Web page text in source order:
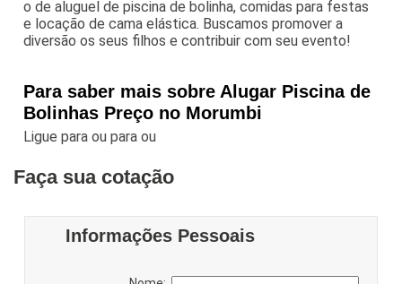
o de aluguel de piscina de bolinha, comidas para festas
e locação de cama elástica. Buscamos promover a
diversão os seus filhos e contribuir com seu evento!
Para saber mais sobre Alugar Piscina de
Bolinhas Preço no Morumbi
Ligue paraou paraou
Faça sua cotação
Informações Pessoais